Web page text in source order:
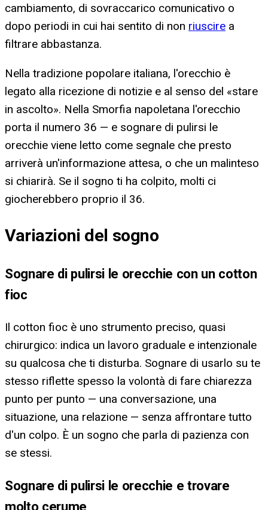
cambiamento, di sovraccarico comunicativo o
dopo periodi in cui hai sentito di non riuscire a
filtrare abbastanza.
Nella tradizione popolare italiana, l'orecchio è
legato alla ricezione di notizie e al senso del «stare
in ascolto». Nella Smorfia napoletana l'orecchio
porta il numero 36 — e sognare di pulirsi le
orecchie viene letto come segnale che presto
arriverà un'informazione attesa, o che un malinteso
si chiarirà. Se il sogno ti ha colpito, molti ci
giocherebbero proprio il 36.
Variazioni del sogno
Sognare di pulirsi le orecchie con un cotton
fioc
Il cotton fioc è uno strumento preciso, quasi
chirurgico: indica un lavoro graduale e intenzionale
su qualcosa che ti disturba. Sognare di usarlo su te
stesso riflette spesso la volontà di fare chiarezza
punto per punto — una conversazione, una
situazione, una relazione — senza affrontare tutto
d'un colpo. È un sogno che parla di pazienza con
se stessi.
Sognare di pulirsi le orecchie e trovare
molto cerume